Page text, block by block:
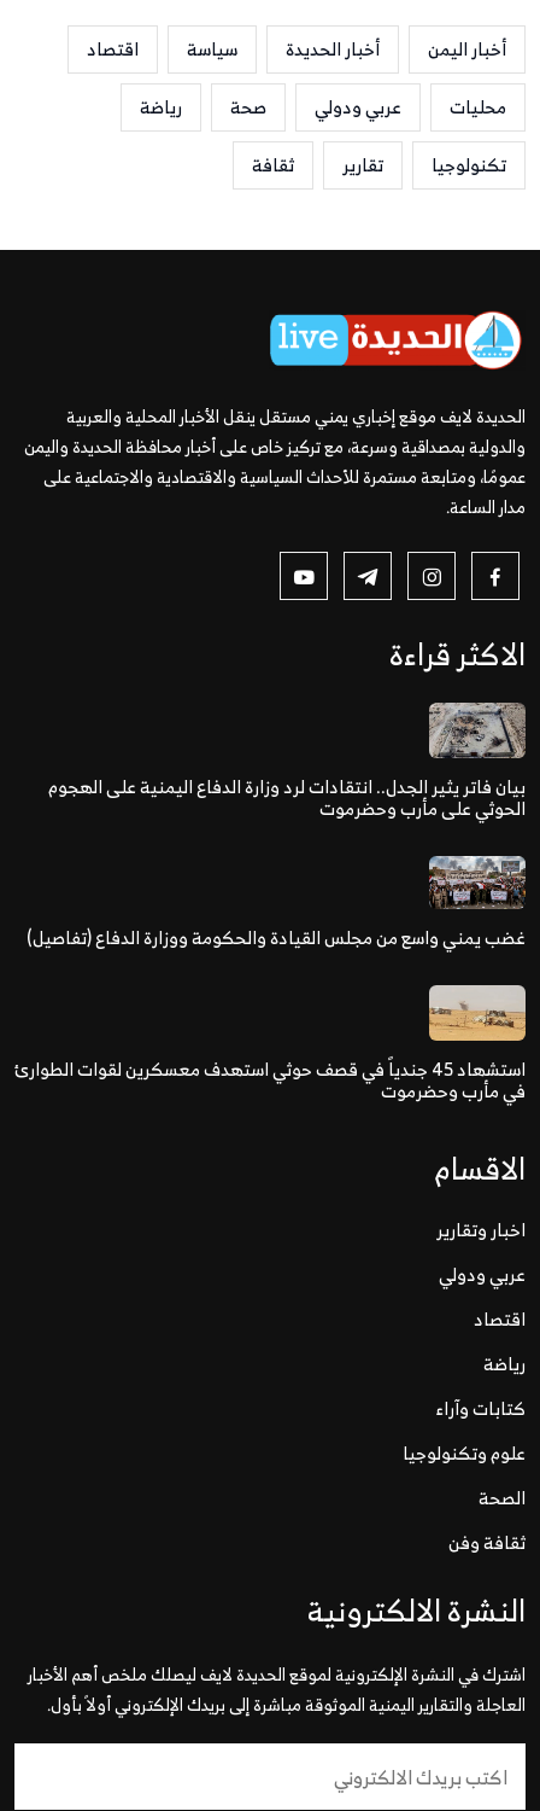
أخبار اليمن أخبار الحديدة سياسة
اقتصاد
محليات
عربي ودولي صحة
رياضة
تكنولوجيا
تقارير ثقافة
الحديدة لايف موقع إخباري يمني مستقل ينقل الأخبار المحلية والعربية
والدولية بمصداقية وسرعة، مع تركيز خاص على أخبار محافظة الحديدة واليمن
عمومًا، ومتابعة مستمرة للأحداث السياسية والاقتصادية والاجتماعية على
مدار الساعة.
الاكثر قراءة
بيان فاتر يثير الجدل.. انتقادات لرد وزارة الدفاع اليمنية على الهجوم
الحوثي على مأرب وحضرموت
غضب يمني واسع من مجلس القيادة والحكومة ووزارة الدفاع (تفاصيل)
استشهاد 45 جندياً في قصف حوثي استهدف معسكرين لقوات الطوارئ
في مأرب وحضرموت
الاقسام
اخبار وتقارير
عربي ودولي
اقتصاد
رياضة
كتابات وآراء
علوم وتكنولوجيا
الصحة
ثقافة وفن
النشرة الالكترونية
اشترك في النشرة الإلكترونية لموقع الحديدة لايف ليصلك ملخص أهم الأخبار
العاجلة والتقارير اليمنية الموثوقة مباشرة إلى بريدك الإلكتروني أولاً بأول.